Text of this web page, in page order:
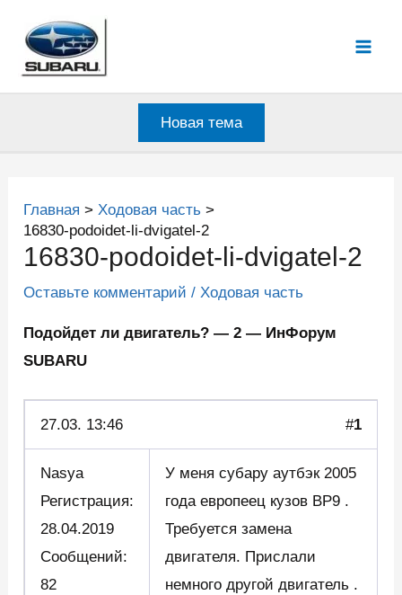
содержимому
Новая тема
Главная
Ходовая часть
16830-podoidet-li-dvigatel-2
16830-podoidet-li-dvigatel-2
Оставьте комментарий /Ходовая часть
Подойдет ли двигатель? — 2 — ИнФорум
SUBARU
27.03. 13:46 #1
Nasya
Регистрация:
28.04.2019
Сообщений:
82
У меня субару аутбэк 2005
года европеец кузов BP9 .
Требуется замена
двигателя. Прислали
немного другой двигатель .